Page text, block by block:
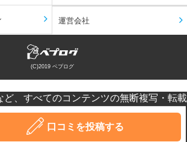
口コミを投稿する
運営会社
(C)2019 ベプログ
ど、すべてのコンテンツの無断複写・転載
あくまで投稿者の感想です。個人差があり
さい。